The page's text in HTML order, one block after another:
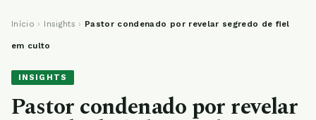
Início › Insights › Pastor condenado por revelar segredo de fiel
em culto
INSIGHTS
Pastor condenado por revelar